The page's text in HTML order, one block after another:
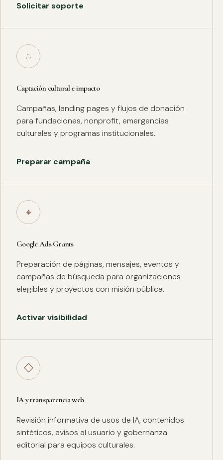
Solicitar soporte
◌
Captación cultural e impacto
Campañas, landing pages y flujos de donación
para fundaciones, nonprofit, emergencias
culturales y programas institucionales.
Preparar campaña
⌖
Google Ads Grants
Preparación de páginas, mensajes, eventos y
campañas de búsqueda para organizaciones
elegibles y proyectos con misión pública.
Activar visibilidad
◇
IA y transparencia web
Revisión informativa de usos de IA, contenidos
sintéticos, avisos al usuario y gobernanza
editorial para equipos culturales.